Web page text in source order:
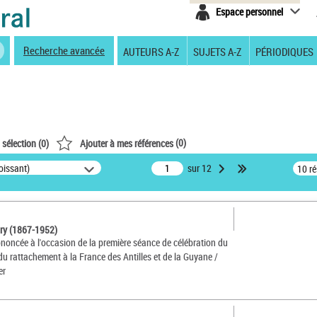
Espace personnel
Recherche avancée AUTEURS A-Z SUJETS A-Z PÉRIODIQUES
(0) Ajouter à mes références(0)
sur 12 10
(1867-1952)
à l'occasion de la première séance de célébration du
rattachement à la France des Antilles et de la Guyane /